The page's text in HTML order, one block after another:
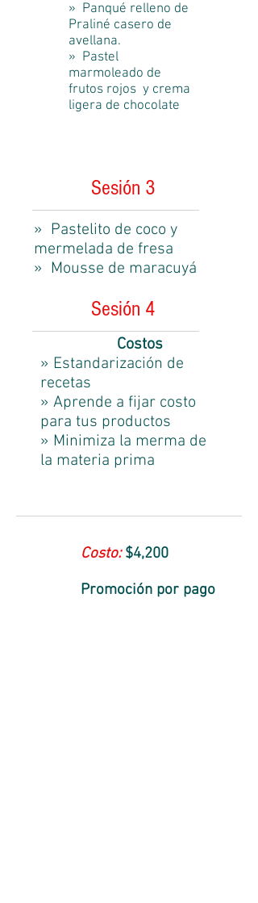
» Panqué relleno de
Praliné casero de
avellana.
» Pastel
marmoleado de
frutos rojos y crema
ligera de chocolate
Sesión 3
» Pastelito de coco y
mermelada de fresa
» Mousse de maracuyá
Sesión 4
Costos
» Estandarización de
recetas
» Aprende a fijar costo
para tus productos
» Minimiza la merma de
la materia prima
Costo: $4,200
Promoción por pago